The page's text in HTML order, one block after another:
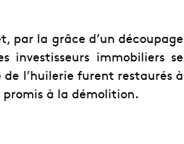
par la grâce d’un découpage
investisseurs immobiliers se
l’huilerie furent restaurés à
à la démolition.